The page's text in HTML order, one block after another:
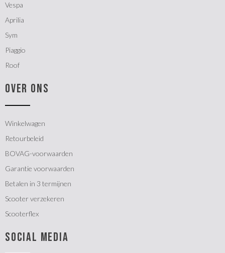
Vespa
Aprilia
Sym
Piaggio
Roof
OVER ONS
Winkelwagen
Retourbeleid
BOVAG-voorwaarden
Garantie voorwaarden
Betalen in 3 termijnen
Scooter verzekeren
Scooterflex
SOCIAL MEDIA